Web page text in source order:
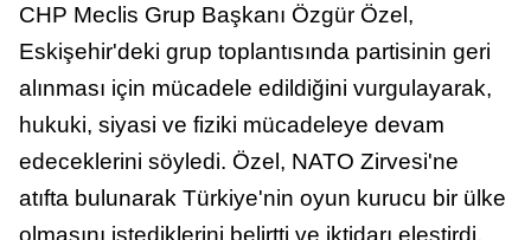
CHP Meclis Grup Başkanı Özgür Özel,
Eskişehir'deki grup toplantısında partisinin geri
alınması için mücadele edildiğini vurgulayarak,
hukuki, siyasi ve fiziki mücadeleye devam
edeceklerini söyledi. Özel, NATO Zirvesi'ne
atıfta bulunarak Türkiye'nin oyun kurucu bir ülke
olmasını istediklerini belirtti ve iktidarı eleştirdi.